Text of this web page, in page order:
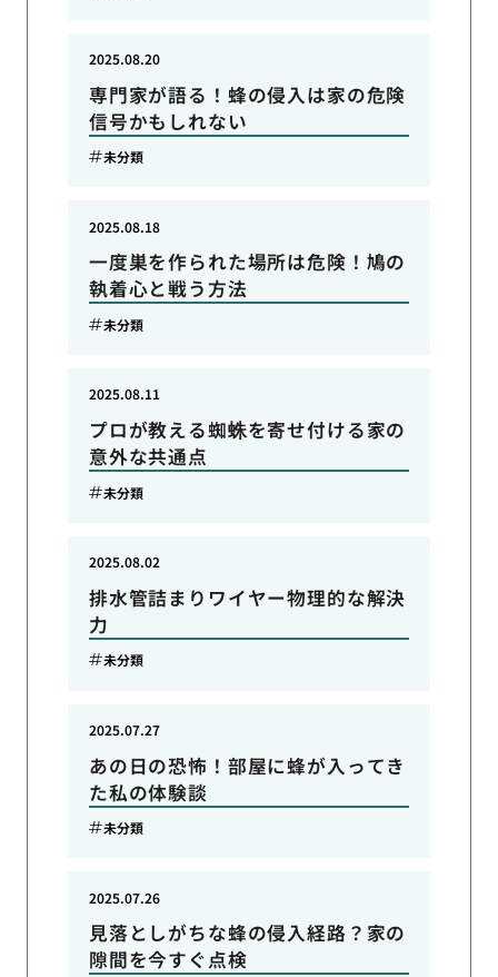
専門家が語る！蜂の侵入は家の危険
信号かもしれない
2025.08.20
未分類
一度巣を作られた場所は危険！鳩の
執着心と戦う方法
2025.08.18
未分類
プロが教える蜘蛛を寄せ付ける家の
意外な共通点
2025.08.11
未分類
排水管詰まりワイヤー物理的な解決
力
2025.08.02
未分類
あの日の恐怖！部屋に蜂が入ってき
た私の体験談
2025.07.27
未分類
見落としがちな蜂の侵入経路？家の
隙間を今すぐ点検
2025.07.26